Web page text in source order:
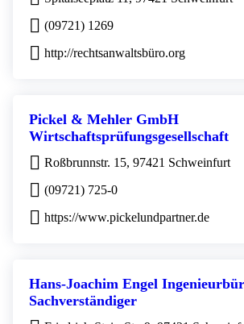
(09721) 1269
http://rechtsanwaltsbüro.org
Pickel & Mehler GmbH
Wirtschaftsprüfungsgesellschaft
Roßbrunnstr. 15, 97421 Schweinfurt
(09721) 725-0
https://www.pickelundpartner.de
Hans-Joachim Engel
Sachverständiger